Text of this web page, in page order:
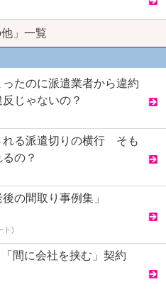
他」一覧
たのに派遣業者から違約
じゃないの？
れる派遣切りの横行 そも
の？
の間取り事例集」
ト)
「間に会社を挟む」契約